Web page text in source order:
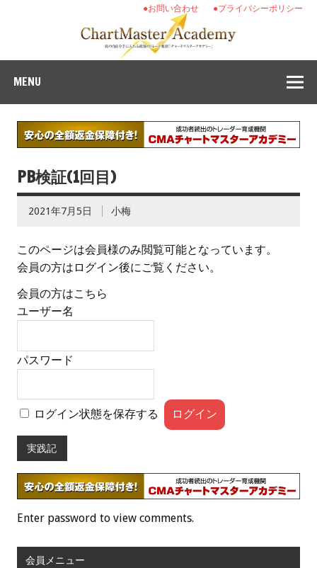
●プライバシーポリシー
●お問い合わせ
MENU
PB検証(1回目)
2021年7月5日 小梅
このページは会員様のみ閲覧可能となっています。
会員の方はログイン後にご覧ください。
会員の方はこちら
ユーザー名
パスワード
ログイン状態を保存する
実践記
Enter password to view comments.
会員メニュー